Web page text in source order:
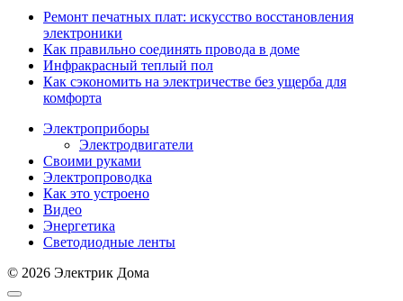
Ремонт печатных плат: искусство восстановления
электроники
Как правильно соединять провода в доме
Инфракрасный теплый пол
Как сэкономить на электричестве без ущерба для
комфорта
Электроприборы
Электродвигатели
Своими руками
Электропроводка
Как это устроено
Видео
Энергетика
Светодиодные ленты
© 2026 Электрик Дома